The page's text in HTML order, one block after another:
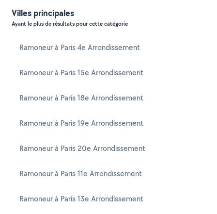
Villes principales
Ayant le plus de résultats pour cette catégorie
Ramoneur à Paris 4e Arrondissement
Ramoneur à Paris 15e Arrondissement
Ramoneur à Paris 18e Arrondissement
Ramoneur à Paris 19e Arrondissement
Ramoneur à Paris 20e Arrondissement
Ramoneur à Paris 11e Arrondissement
Ramoneur à Paris 13e Arrondissement